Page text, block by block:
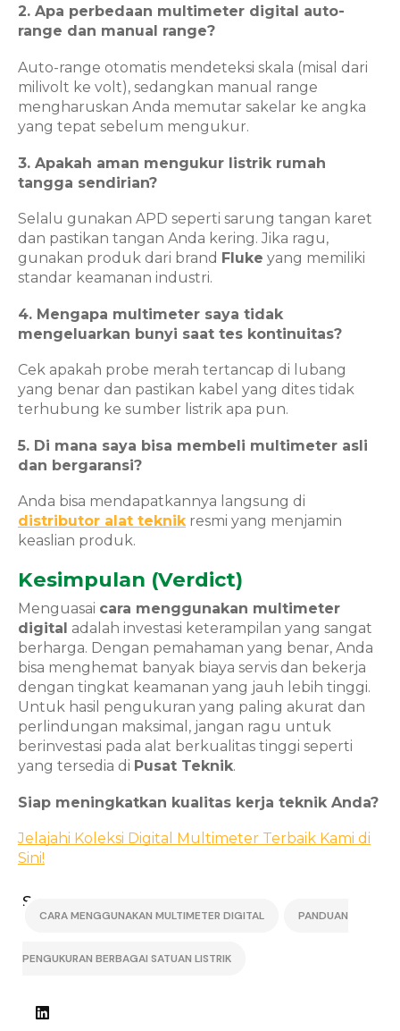
2. Apa perbedaan multimeter digital auto-
range dan manual range?
Auto-range otomatis mendeteksi skala (misal dari
milivolt ke volt), sedangkan manual range
mengharuskan Anda memutar sakelar ke angka
yang tepat sebelum mengukur.
3. Apakah aman mengukur listrik rumah
tangga sendirian?
Selalu gunakan APD seperti sarung tangan karet
dan pastikan tangan Anda kering. Jika ragu,
gunakan produk dari brand Fluke yang memiliki
standar keamanan industri.
4. Mengapa multimeter saya tidak
mengeluarkan bunyi saat tes kontinuitas?
Cek apakah probe merah tertancap di lubang
yang benar dan pastikan kabel yang dites tidak
terhubung ke sumber listrik apa pun.
5. Di mana saya bisa membeli multimeter asli
dan bergaransi?
Anda bisa mendapatkannya langsung di
distributor alat teknikresmi yang menjamin
keaslian produk.
Kesimpulan (Verdict)
Menguasai cara menggunakan multimeter
digital adalah investasi keterampilan yang sangat
berharga. Dengan pemahaman yang benar, Anda
bisa menghemat banyak biaya servis dan bekerja
dengan tingkat keamanan yang jauh lebih tinggi.
Untuk hasil pengukuran yang paling akurat dan
perlindungan maksimal, jangan ragu untuk
berinvestasi pada alat berkualitas tinggi seperti
yang tersedia di Pusat Teknik.
Siap meningkatkan kualitas kerja teknik Anda?
Jelajahi Koleksi Digital Multimeter Terbaik Kami di
Sini!
Share:
CARA MENGGUNAKAN MULTIMETER DIGITAL PANDUAN
PENGUKURAN BERBAGAI SATUAN LISTRIK